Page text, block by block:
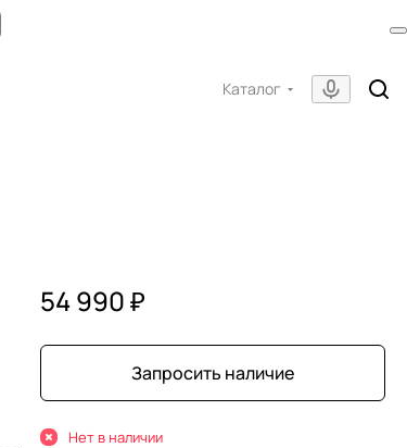
Каталог
54 990 ₽
Запросить наличие
Нет в наличии